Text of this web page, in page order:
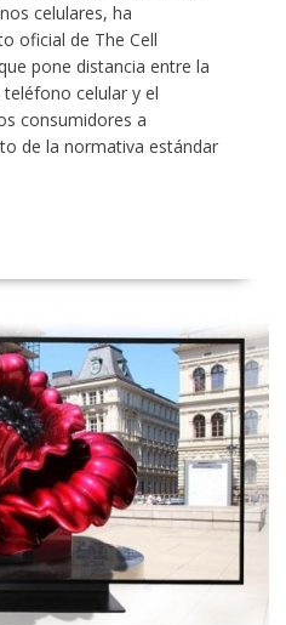
celulares, ha
oficial de The Cell
pone distancia entre la
celular y el
consumidores a
de la normativa estándar